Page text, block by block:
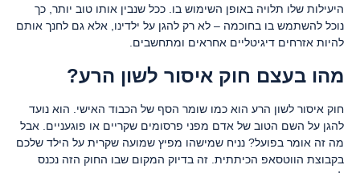
היעילות שלו תלויה באופן השימוש בו. ככל שנבין אותו טוב יותר, כך
נוכל להשתמש בו בחוכמה – לא רק להגן על ילדינו, אלא גם לחנך אותם
להיות אזרחים דיגיטליים אחראים ומתחשבים.
מהו בעצם חוק איסור לשון הרע?
חוק איסור לשון הרע הוא כמו שומר הסף של הכבוד האישי. הוא נועד
להגן על השם הטוב של אדם מפני פרסומים שקריים או פוגעניים. אבל
מה זה אומר בפועל? נניח שמישהו מפיץ שמועה שקרית על הילד שלכם
בקבוצת הווטסאפ הכיתתית. זה בדיוק המקום שבו החוק הזה נכנס